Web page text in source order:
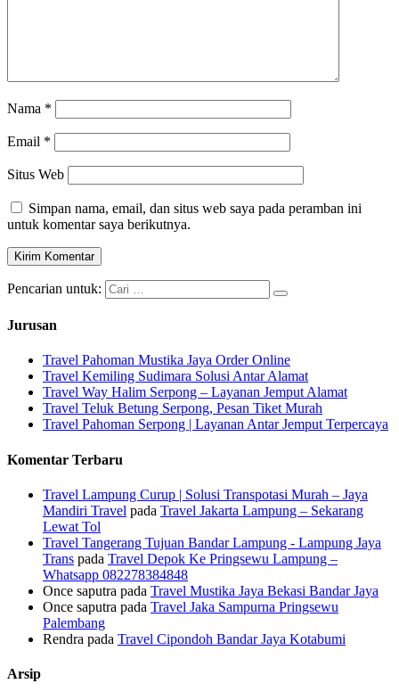
Nama *
Email *
Situs Web
Simpan nama, email, dan situs web saya pada peramban ini
untuk komentar saya berikutnya.
Pencarian untuk:
Jurusan
Travel Pahoman Mustika Jaya Order Online
Travel Kemiling Sudimara Solusi Antar Alamat
Travel Way Halim Serpong – Layanan Jemput Alamat
Travel Teluk Betung Serpong, Pesan Tiket Murah
Travel Pahoman Serpong | Layanan Antar Jemput Terpercaya
Komentar Terbaru
Travel Lampung Curup | Solusi Transpotasi Murah – Jaya
Mandiri Travel pada Travel Jakarta Lampung – Sekarang
Lewat Tol
Travel Tangerang Tujuan Bandar Lampung - Lampung Jaya
Trans pada Travel Depok Ke Pringsewu Lampung –
Whatsapp 082278384848
Once saputra pada Travel Mustika Jaya Bekasi Bandar Jaya
Once saputra pada Travel Jaka Sampurna Pringsewu
Palembang
Rendra pada Travel Cipondoh Bandar Jaya Kotabumi
Arsip